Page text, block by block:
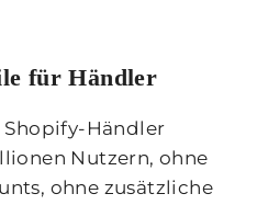
für Händler
Händler
Nutzern, ohne
ohne zusätzliche